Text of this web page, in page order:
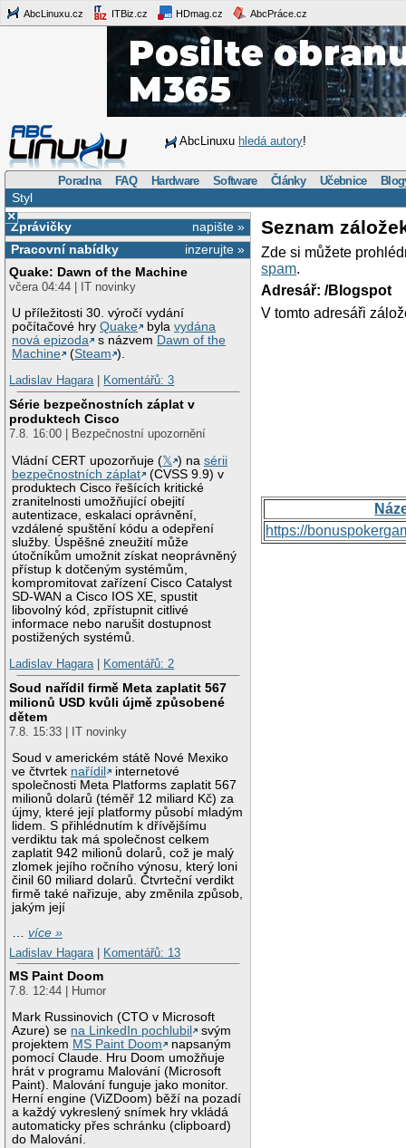
AbcLinuxu.cz ITBiz.cz HDmag.cz AbcPráce.cz
AbcLinuxu hledá autory!
Poradna FAQ Hardware Software Články Učebnice
Styl
×
napište »
Zprávičky
inzerujte »
Pracovní nabídky
Quake: Dawn of the Machine
včera 04:44 | IT novinky
U příležitosti 30. výročí vydání
počítačové hryQuake bylavydána
nová epizoda
s názvem Dawn of the
Machine
(Steam ).
Ladislav Hagara| Komentářů: 3
Série bezpečnostních záplat v
produktech Cisco
7.8. 16:00 | Bezpečnostní upozornění
Vládní CERT upozorňuje (𝕏 ) nasérii
bezpečnostních záplat
(CVSS 9.9) v
produktech Cisco řešících kritické
zranitelnosti umožňující obejití
autentizace, eskalaci oprávnění,
vzdálené spuštění kódu a odepření
služby. Úspěšné zneužití může
útočníkům umožnit získat neoprávněný
přístup k dotčeným systémům,
kompromitovat zařízení Cisco Catalyst
SD-WAN a Cisco IOS XE, spustit
libovolný kód, zpřístupnit citlivé
informace nebo narušit dostupnost
postižených systémů.
Ladislav Hagara| Komentářů: 2
Soud nařídil firmě Meta zaplatit 567
milionů USD kvůli újmě způsobené
dětem
7.8. 15:33 | IT novinky
Soud v americkém státě Nové Mexiko
ve čtvrtek nařídil
internetové
společnosti Meta Platforms zaplatit 567
milionů dolarů (téměř 12 miliard Kč) za
újmy, které její platformy působí mladým
lidem. S přihlédnutím k dřívějšímu
verdiktu tak má společnost celkem
zaplatit 942 milionů dolarů, což je malý
zlomek jejího ročního výnosu, který loni
činil 60 miliard dolarů. Čtvrteční verdikt
firmě také nařizuje, aby změnila způsob,
jakým její
…více »
Ladislav Hagara
Komentářů: 13
MS Paint Doom
7.8. 12:44 | Humor
Mark Russinovich (CTO v Microsoft
Azure) se na LinkedIn pochlubil
svým
projektem MS Paint Doom
napsaným
pomocí Claude. Hru Doom umožňuje
hrát v programu Malování (Microsoft
Paint). Malování funguje jako monitor.
Herní engine (ViZDoom) běží na pozadí
a každý vykreslený snímek hry vkládá
automaticky přes schránku (clipboard)
do Malování.
Seznam
Zde si můžete
spam.
Adresář: /Blogspot
V tomto adresáři
https://